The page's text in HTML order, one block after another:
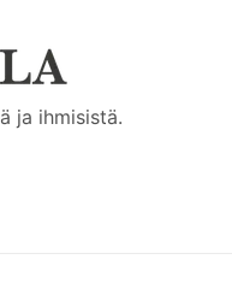
ja ihmisistä.